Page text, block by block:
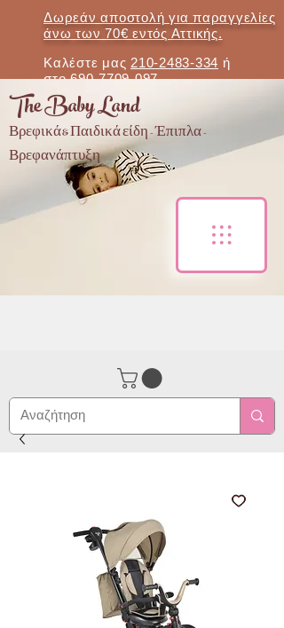
Δωρεάν αποστολή για παραγγελίες
άνω των 70€ εντός Αττικής.
Καλέστε μας 210-2483-334 ή
στο690-7709-097
The Baby Land
Βρεφικά & Παιδικά είδη - Έπιπλα -
Βρεφανάπτυξη